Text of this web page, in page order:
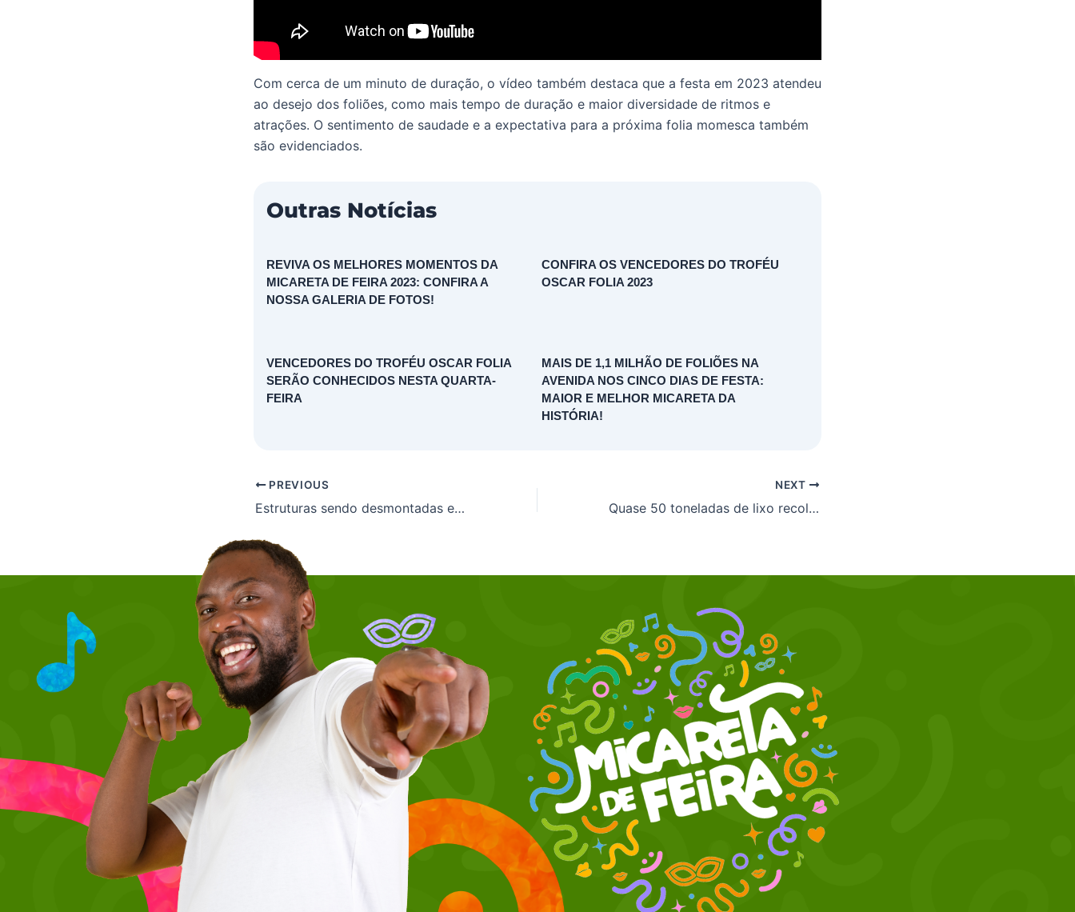
Com cerca de um minuto de duração, o vídeo também destaca que a festa em 2023 atendeu
ao desejo dos foliões, como mais tempo de duração e maior diversidade de ritmos e
atrações. O sentimento de saudade e a expectativa para a próxima folia momesca também
são evidenciados.
Outras Notícias
REVIVA OS MELHORES MOMENTOS DA
MICARETA DE FEIRA 2023: CONFIRA A
NOSSA GALERIA DE FOTOS!
CONFIRA OS VENCEDORES DO TROFÉU
OSCAR FOLIA 2023
VENCEDORES DO TROFÉU OSCAR FOLIA
SERÃO CONHECIDOS NESTA QUARTA-
FEIRA
MAIS DE 1,1 MILHÃO DE FOLIÕES NA
AVENIDA NOS CINCO DIAS DE FESTA:
MAIOR E MELHOR MICARETA DA
HISTÓRIA!
PREVIOUS
Estruturas sendo desmontadas e o folião ainda na rua querendo mais
NEXT
Quase 50 toneladas de lixo recolhidas durante a Micareta 2023